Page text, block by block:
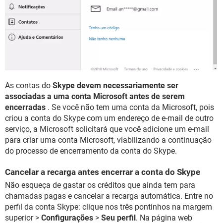
As contas do Skype devem necessariamente ser
associadas a uma conta Microsoft antes de serem
encerradas . Se você não tem uma conta da Microsoft, pois
criou a conta do Skype com um endereço de e-mail de outro
serviço, a Microsoft solicitará que você adicione um e-mail
para criar uma conta Microsoft, viabilizando a continuação
do processo de encerramento da conta do Skype.
Cancelar a recarga antes encerrar a conta do Skype
Não esqueça de gastar os créditos que ainda tem para
chamadas pagas e cancelar a recarga automática. Entre no
perfil da conta Skype: clique nos três pontinhos na margem
superior > Configurações > Seu perfil. Na página web